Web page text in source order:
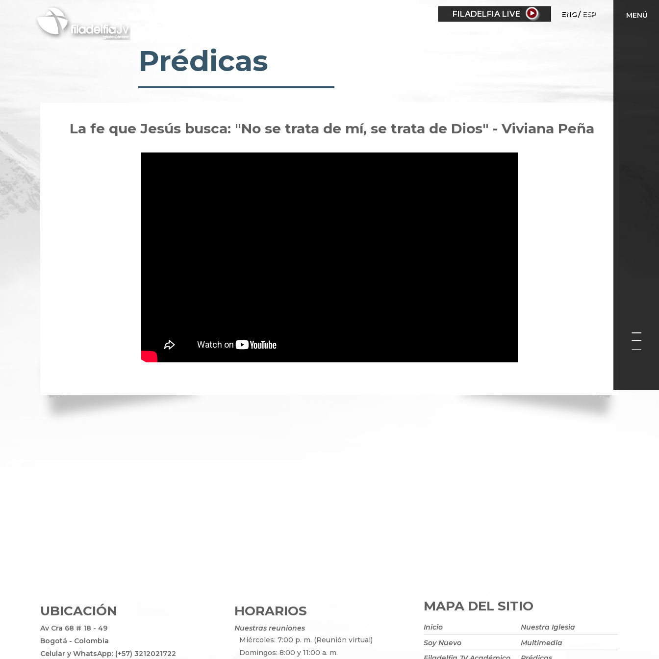
FILADELFIA LIVE ENG ESP MENÚ
Prédicas
La fe que Jesús busca: "No se trata de mí, se trata de Dios" - Viviana Peña
UBICACIÓN
Av Cra 68 # 18 - 49
Bogotá - Colombia
Celular y WhatsApp: (+57) 3212021722
HORARIOS
Nuestras reuniones
Miércoles: 7:00 p. m. (Reunión virtual)
Domingos: 8:00 y 11:00 a. m.
MAPA DEL SITIO
Inicio
Nuestra Iglesia
Soy Nuevo
Multimedia